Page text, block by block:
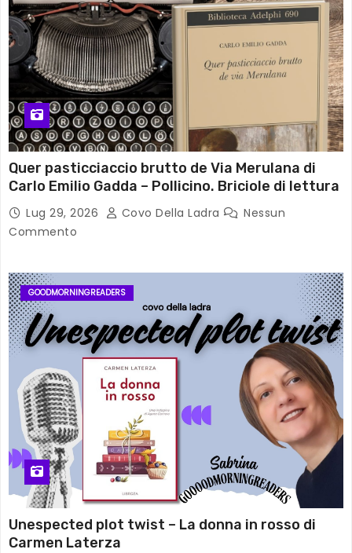
Quer pasticciaccio brutto de Via Merulana di
Carlo Emilio Gadda – Pollicino. Briciole di lettura
Lug 29, 2026 Covo Della Ladra
Nessun
Commento
GOODMORNINGREADERS
Unespected plot twist – La donna in rosso di
Carmen Laterza